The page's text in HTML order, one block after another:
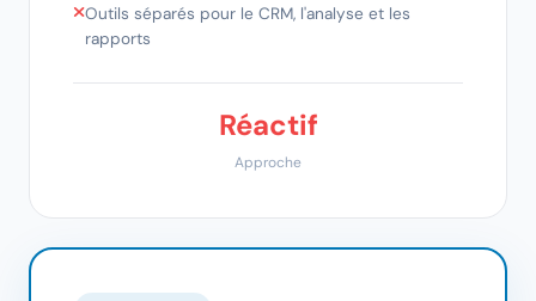
Outils séparés pour le CRM, l'analyse et les
rapports
Réactif
Approche